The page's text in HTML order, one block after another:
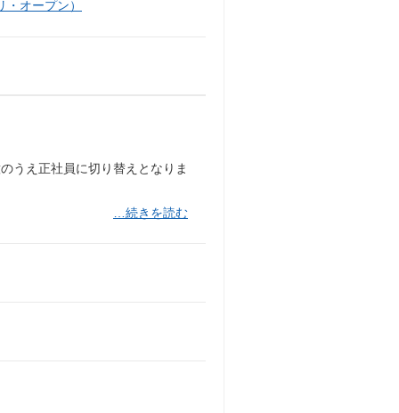
オープン）
うえ正社員に切り替えとなりま
…続きを読む